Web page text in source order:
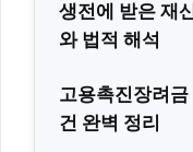
생전에 받은 재
와 법적 해석
고용촉진장려
건 완벽 정리